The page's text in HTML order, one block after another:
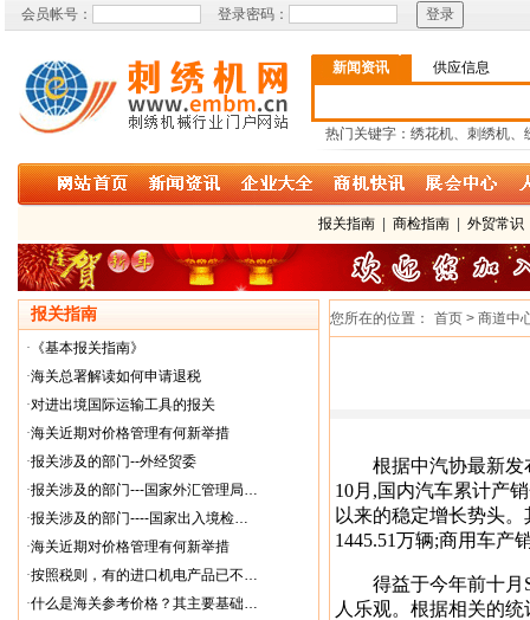
会员帐号： 登录密码：
新闻资讯 供应信息
热门关键字：绣花机、刺绣机、
报关指南 商检指南 外贸常识
报关指南
· 《基本报关指南》
·海关总署解读如何申请退税
·对进出境国际运输工具的报关
·海关近期对价格管理有何新举措
·报关涉及的部门--外经贸委
·报关涉及的部门---国家外汇管理局…
·报关涉及的部门----国家出入境检…
·海关近期对价格管理有何新举措
·按照税则，有的进口机电产品已不…
·什么是海关参考价格？其主要基础…
您所在的位置： 首页 > 商道中
根据中汽协最新发布
10月,国内汽车累计产
以来的稳定增长势头。
1445.51万辆;商用车产
得益于今年前十月
人乐观。根据相关的